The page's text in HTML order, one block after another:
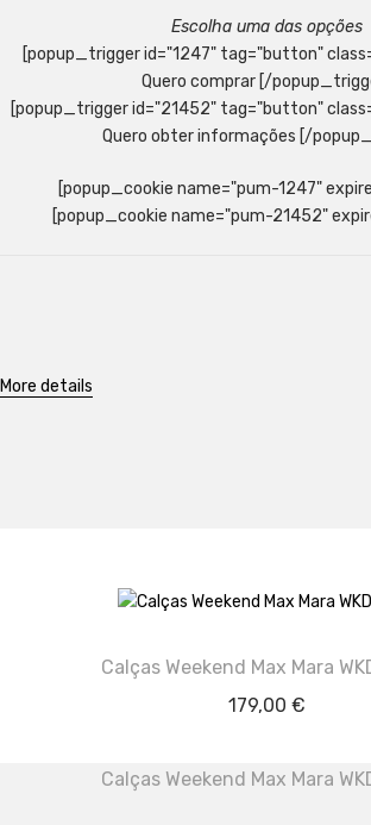
Escolha uma das opções
[popup_trigger id="1247" tag="button"
Quero comprar [/
[popup_trigger id="21452" tag="button"
Quero obter informações [/
[popup_cookie name="pum-1247"
[popup_cookie name="pum-21452"
More details
Calças Weekend Max Mara
179,00 €
Calças Weekend Max Mara